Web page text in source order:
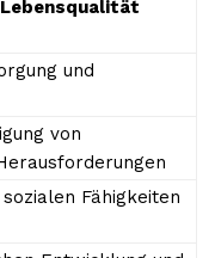
und
von
Fähigkeiten